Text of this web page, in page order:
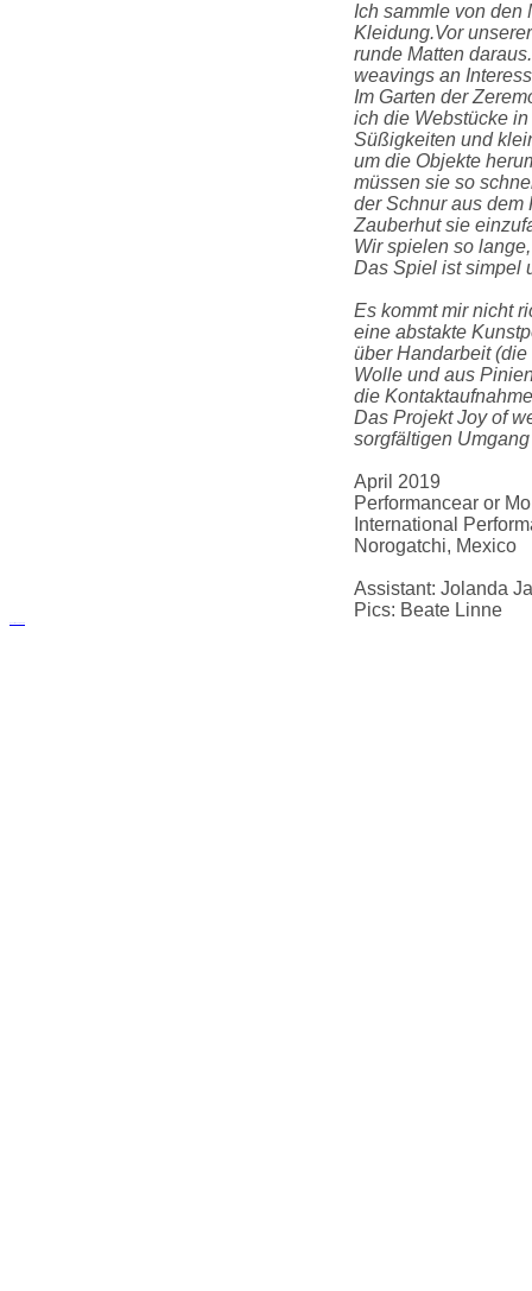
Ich sammle von den
Kleidung.Vor
runde Matten
weavings an
Im Garten der
ich die Webstücke
Süßigkeiten und
um die Objekte
müssen sie so
der Schnur aus dem
Zauberhut sie
Wir spielen so
Das Spiel ist simpel
Es kommt mir nicht
eine abstakte
über Handarbeit
Wolle und aus
die
Das Projekt Joy of
sorgfältigen
April 2019
Performancear or
International
Norogatchi, Mexico
Assistant: Jolanda
Pics: Beate Linne